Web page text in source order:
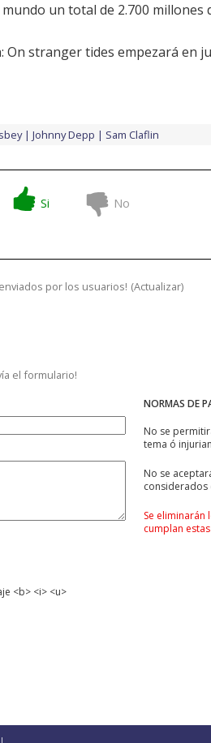
un total de 2.700 millones
On stranger tides empezará en
Johnny Depp Sam Claflin
Si No
por los usuarios! (Actualizar)
el formulario!
NORMAS DE
No se
tema ó
No se
Se eliminarán
cumplan
<b> <i> <u>